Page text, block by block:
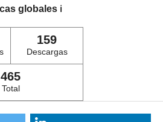
globales ℹ️
159
Descargas
465
Total